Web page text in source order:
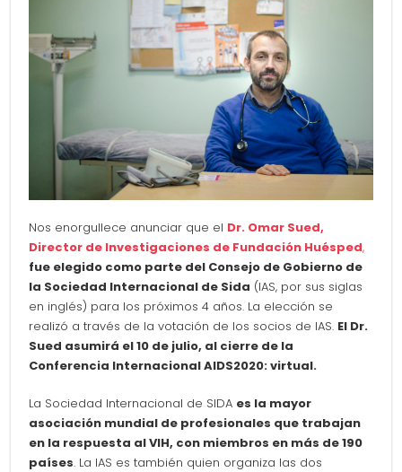
Nos enorgullece anunciar que el Dr. Omar Sued,
Director de Investigaciones de Fundación Huésped,
fue elegido como parte del Consejo de Gobierno de
la Sociedad Internacional de Sida (IAS, por sus siglas
en inglés) para los próximos 4 años. La elección se
realizó a través de la votación de los socios de IAS. El Dr.
Sued asumirá el 10 de julio, al cierre de la
Conferencia Internacional AIDS2020: virtual.
La Sociedad Internacional de SIDA es la mayor
asociación mundial de profesionales que trabajan
en la respuesta al VIH, con miembros en más de 190
países. La IAS es también quien organiza las dos